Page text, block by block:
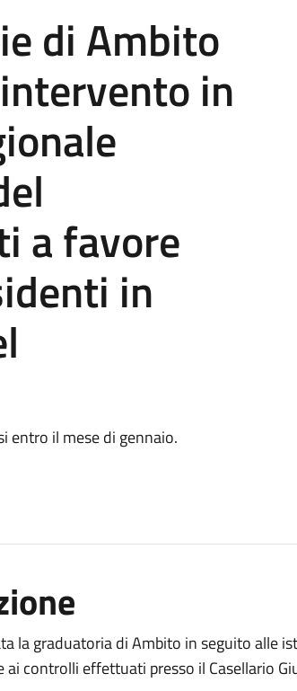
di Ambito
in
a favore
in
entro il mese di gennaio.
la graduatoria di Ambito in seguito alle
ai controlli effettuati presso il Casellario